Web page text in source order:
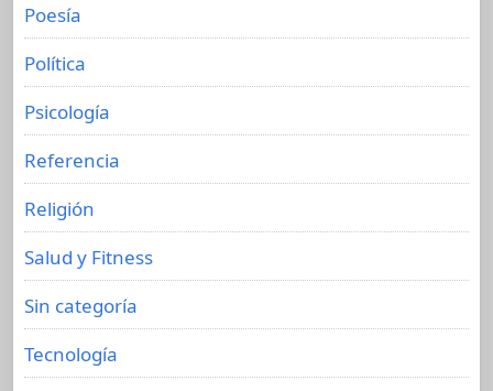
Poesía
Política
Psicología
Referencia
Religión
Salud y Fitness
Sin categoría
Tecnología